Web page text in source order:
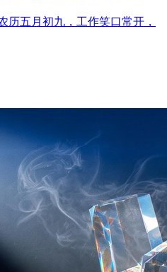
历五月初九，工作笑口常开，